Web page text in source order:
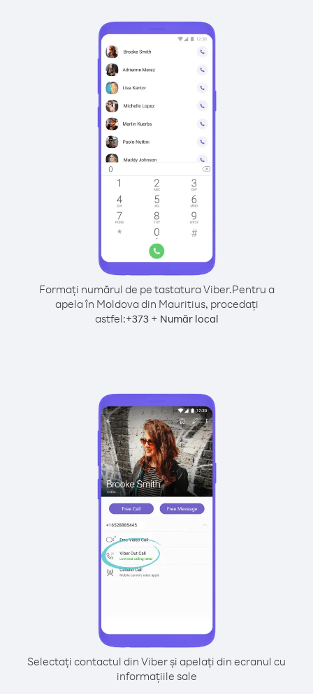
Formați numărul de pe tastatura Viber.Pentru a
apela în Moldova din Mauritius, procedați
astfel:+373+ Număr local
Selectați contactul din Viber și apelați din ecranul cu
informațiile sale